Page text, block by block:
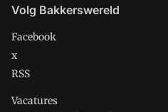
Volg Bakkerswereld
Facebook
x
RSS
Vacatures